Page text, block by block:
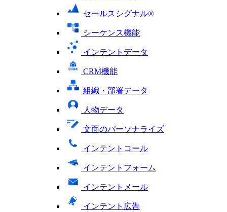
セールスシグナル®
シーケンス機能
インテントデータ
CRM機能
組織・部署データ
人物データ
文面のパーソナライズ
インテントコール
インテントフォーム
インテントメール
インテント広告